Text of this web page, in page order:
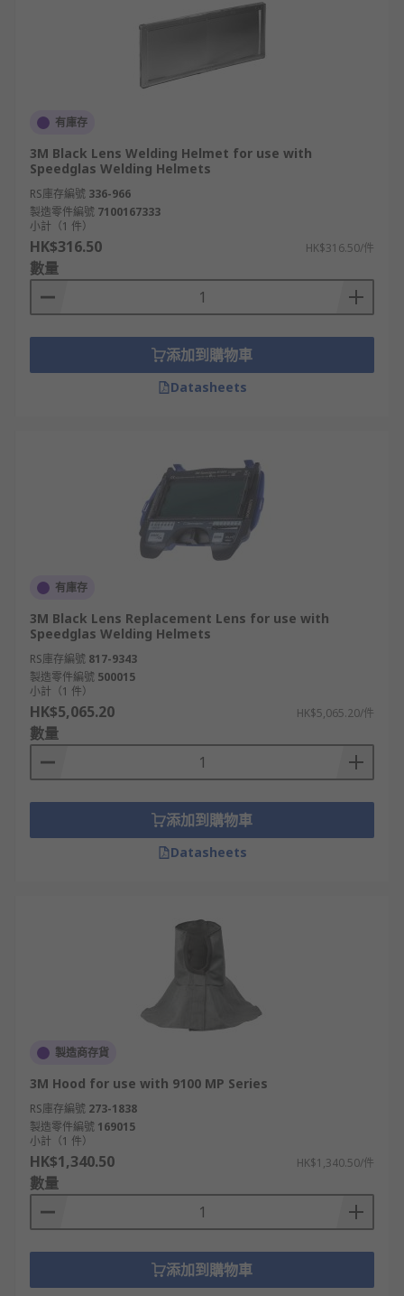
有庫存
3M Black Lens Welding Helmet for use with
Speedglas Welding Helmets
RS庫存編號 336-966
製造零件編號 7100167333
小計（1 件）
HK$316.50 HK$316.50/件
數量
添加到購物車
Datasheets
有庫存
3M Black Lens Replacement Lens for use with
Speedglas Welding Helmets
RS庫存編號 817-9343
製造零件編號 500015
小計（1 件）
HK$5,065.20 HK$5,065.20/件
數量
添加到購物車
Datasheets
製造商存貨
3M Hood for use with 9100 MP Series
RS庫存編號 273-1838
製造零件編號 169015
小計（1 件）
HK$1,340.50 HK$1,340.50/件
數量
添加到購物車